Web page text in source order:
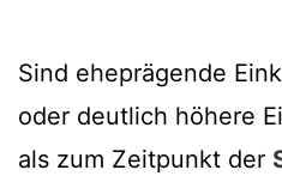
Sind eheprägende
oder deutlich höhere
als zum Zeitpunkt der